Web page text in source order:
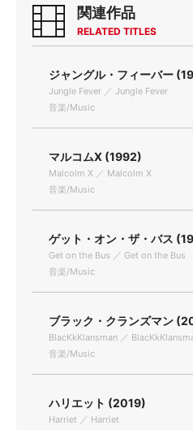
関連作品
RELATED TITLES
ジャングル・フィーバー
Jungle Fever ／ Jungle Fever
音楽/Music
マルコムX (1992)
Malcolm X ／ Malcolm X
音楽/Music
ゲット・オン・ザ・バス
Get on the Bus ／ Get on the Bus
音楽/Music
ブラック・クランズマン
BlacKkKlansman ／
音楽/Music
ハリエット (2019)
Harriet ／ Harriet